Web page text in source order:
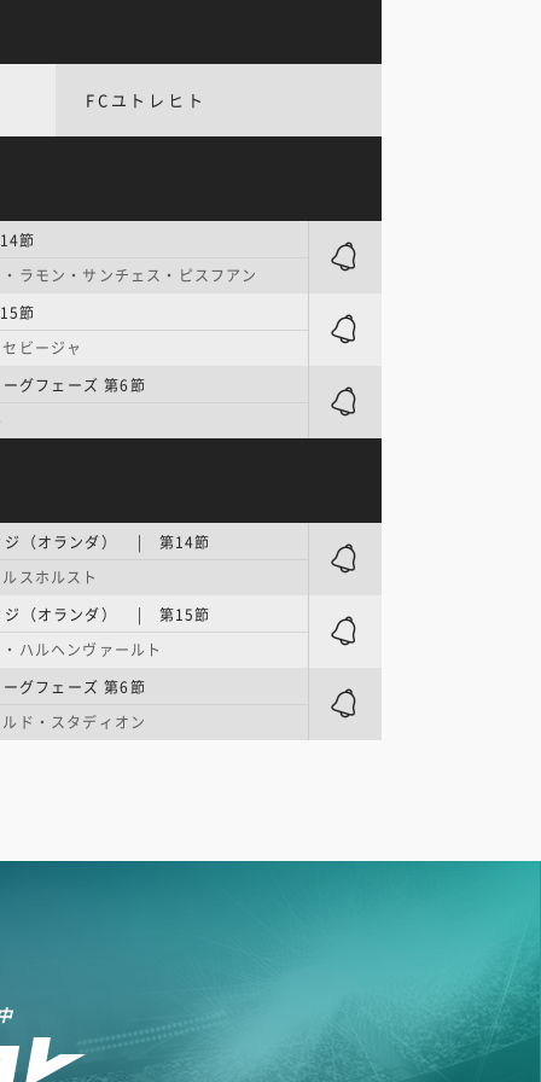
FCユトレヒト
節
ラモン・サンチェス・ピスフアン
節
ビージャ
フェーズ 第6節
ジ（オランダ） | 第14節
スホルスト
ジ（オランダ） | 第15節
ハルヘンヴァールト
フェーズ 第6節
ド・スタディオン